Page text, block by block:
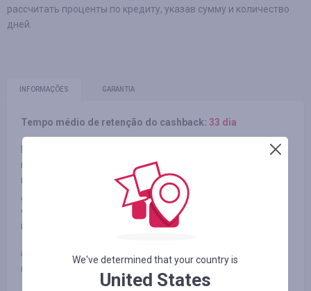
рассчитать проценты по кредиту, указав сумму и количество
дней.
INFORMAÇÕES GARANTIA
Tempo médio de retenção do cashback: 33 dia
просто получить кредит на банковскую карту в любом
месте и в любое время, даже в выходные и праздничные
дни, всего за несколько минут. Мы работаем полностью
онлайн 24/7, поэтому Вы всегда можете на нас
положиться, если Вам срочно необходимы деньги!
Примечание:
кэшбэка 1000 гривен
We've determined that your country is
United States